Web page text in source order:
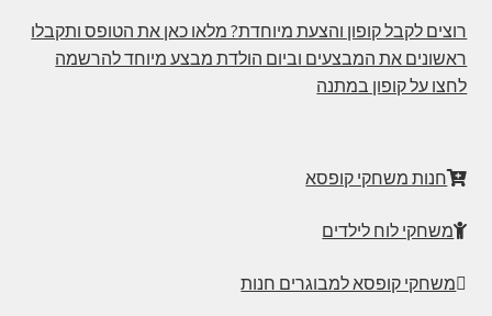
רוצים לקבל קופון והצעת מיוחדת? מלאו כאן את הטופס ותקבלו
ראשונים את המבצעים וביום הולדת מבצע מיוחד להרשמה
לחצו על קופון במתנה
חנות משחקי קופסא
משחקי לוח לילדים
משחקי קופסא למבוגרים חנות